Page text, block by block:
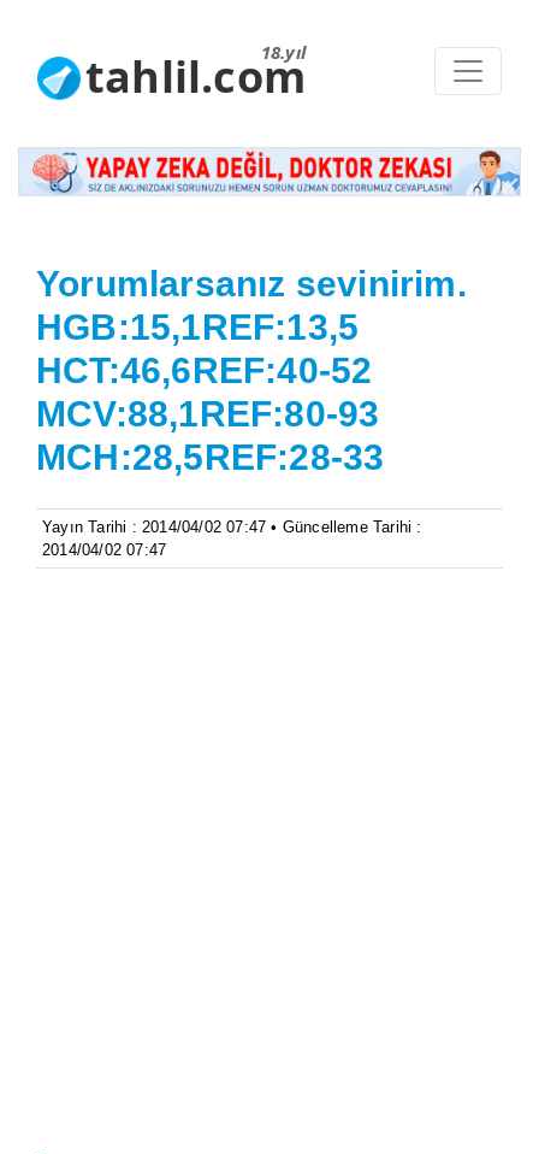
18.yıl
tahlil.com
Yorumlarsanız sevinirim.
HGB:15,1REF:13,5
HCT:46,6REF:40-52
MCV:88,1REF:80-93
MCH:28,5REF:28-33
Yayın Tarihi : 2014/04/02 07:47 • Güncelleme Tarihi :
2014/04/02 07:47